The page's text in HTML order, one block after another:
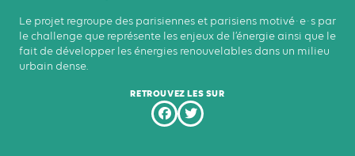
Le projet regroupe des parisiennes et parisiens motivé·e·s par
le challenge que représente les enjeux de l’énergie ainsi que le
fait de développer les énergies renouvelables dans un milieu
urbain dense.
RETROUVEZ LES SUR